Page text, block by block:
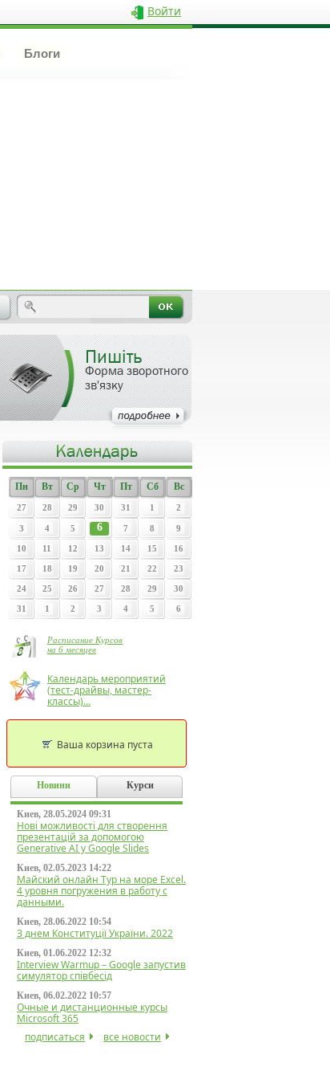
Войти
Блоги
Пишіть
Форма зворотного
зв'язку
Пн Вт Ср Чт Пт Сб Вс
27 28 29 30 31 1 2
3 4 5 6 7 8 9
10 11 12 13 14 15 16
17 18 19 20 21 22 23
24 25 26 27 28 29 30
31 1 2 3 4 5 6
Расписание Курсов
на 6 месяцев
Календарь мероприятий
(тест-драйвы, мастер-
классы)...
Ваша корзина пуста
Новини Курси
Киев, 28.05.2024 09:31
Нові можливості для створення
презентацій за допомогою
Generative AI у Google Slides
Киев, 02.05.2023 14:22
Майский онлайн Тур на море Excel.
4 уровня погружения в работу с
данными.
Киев, 28.06.2022 10:54
З днем Конституції України. 2022
Киев, 01.06.2022 12:32
Interview Warmup – Google запустив
симулятор співбесід
Киев, 06.02.2022 10:57
Очные и дистанционные курсы
Microsoft 365
подписаться
все новости